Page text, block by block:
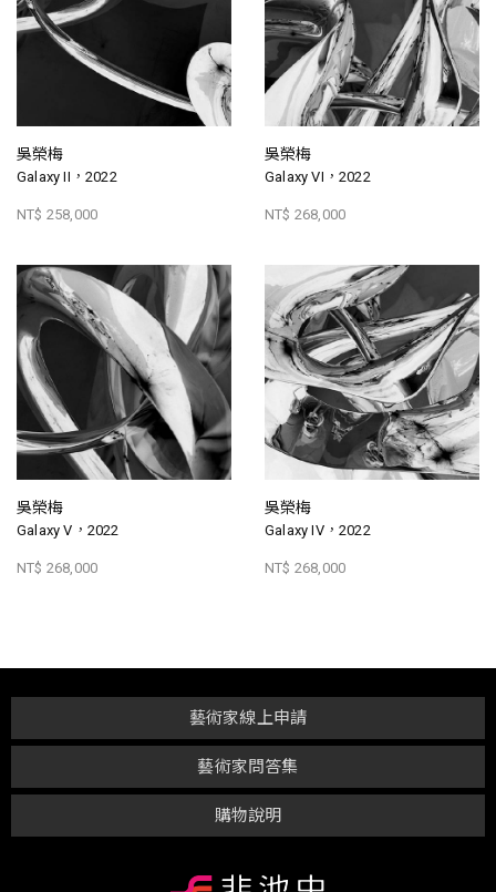
吳榮梅
Galaxy II，2022
NT$ 258,000
吳榮梅
Galaxy VI，2022
NT$ 268,000
吳榮梅
Galaxy V，2022
NT$ 268,000
吳榮梅
Galaxy IV，2022
NT$ 268,000
購物說明
藝術家問答集
藝術家線上申請